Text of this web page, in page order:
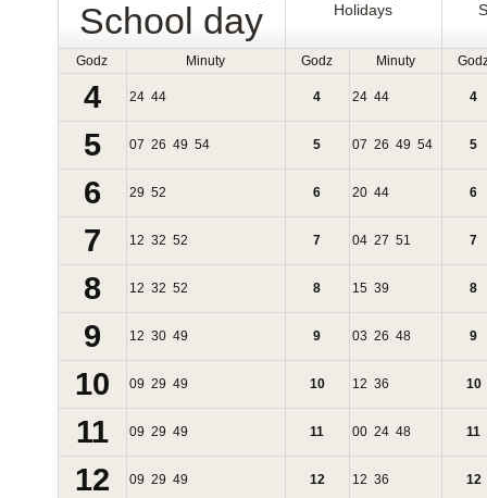
School day
Holidays
Godz Minuty Godz Minuty
4 24 44 4 24 44 4
5 07 26 49 54 5 07 26 49 54 5
6 29 52 6 20 44 6
7 12 32 52 7 04 27 51 7
8 12 32 52 8 15 39 8
9 12 30 49 9 03 26 48 9
10 09 29 49 10 12 36 10
11 09 29 49 11 00 24 48 11
12 09 29 49 12 12 36 12